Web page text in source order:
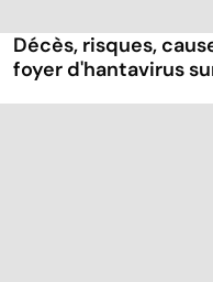
Décès, risques,
foyer d'hantavirus